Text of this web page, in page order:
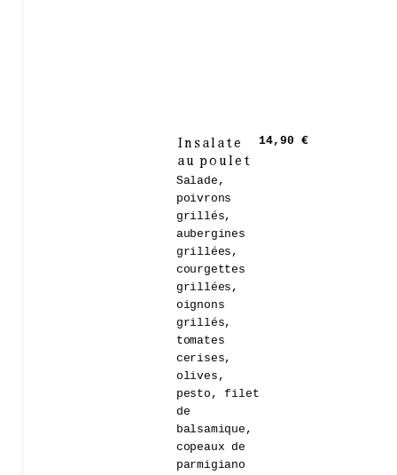
Insalate
au poulet
Salade,
poivrons
grillés,
aubergines
grillées,
courgettes
grillées,
oignons
grillés,
tomates
cerises,
olives,
pesto, filet
de
balsamique,
copeaux de
parmigiano
14,90 €